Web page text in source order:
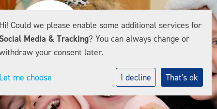
Could we please enable some additional services for
Media & Tracking? You can always change or
your consent later.
me choose I decline That's ok